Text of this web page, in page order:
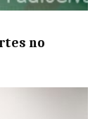
no